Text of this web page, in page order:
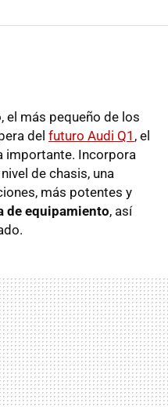
el más pequeño de los
del futuro Audi Q1 , el
importante. Incorpora
nivel de chasis, una
más potentes y
de equipamiento, así